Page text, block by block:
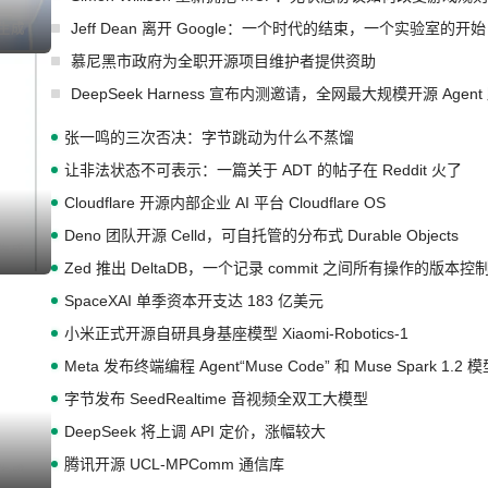
成
Jeff Dean 离开 Google：一个时代的结束，一个实验室的开始
慕尼黑市政府为全职开源项目维护者提供资助
DeepSeek Harness 宣布内测邀请，全网最大规模开源 Agent
张一鸣的三次否决：字节跳动为什么不蒸馏
让非法状态不可表示：一篇关于 ADT 的帖子在 Reddit 火了
Cloudflare 开源内部企业 AI 平台 Cloudflare OS
Deno 团队开源 Celld，可自托管的分布式 Durable Objects
Zed 推出 DeltaDB，一个记录 commit 之间所有操作的版本控
SpaceXAI 单季资本开支达 183 亿美元
小米正式开源自研具身基座模型 Xiaomi-Robotics-1
Meta 发布终端编程 Agent“Muse Code” 和 Muse Spark 1.2 模
字节发布 SeedRealtime 音视频全双工大模型
DeepSeek 将上调 API 定价，涨幅较大
腾讯开源 UCL-MPComm 通信库